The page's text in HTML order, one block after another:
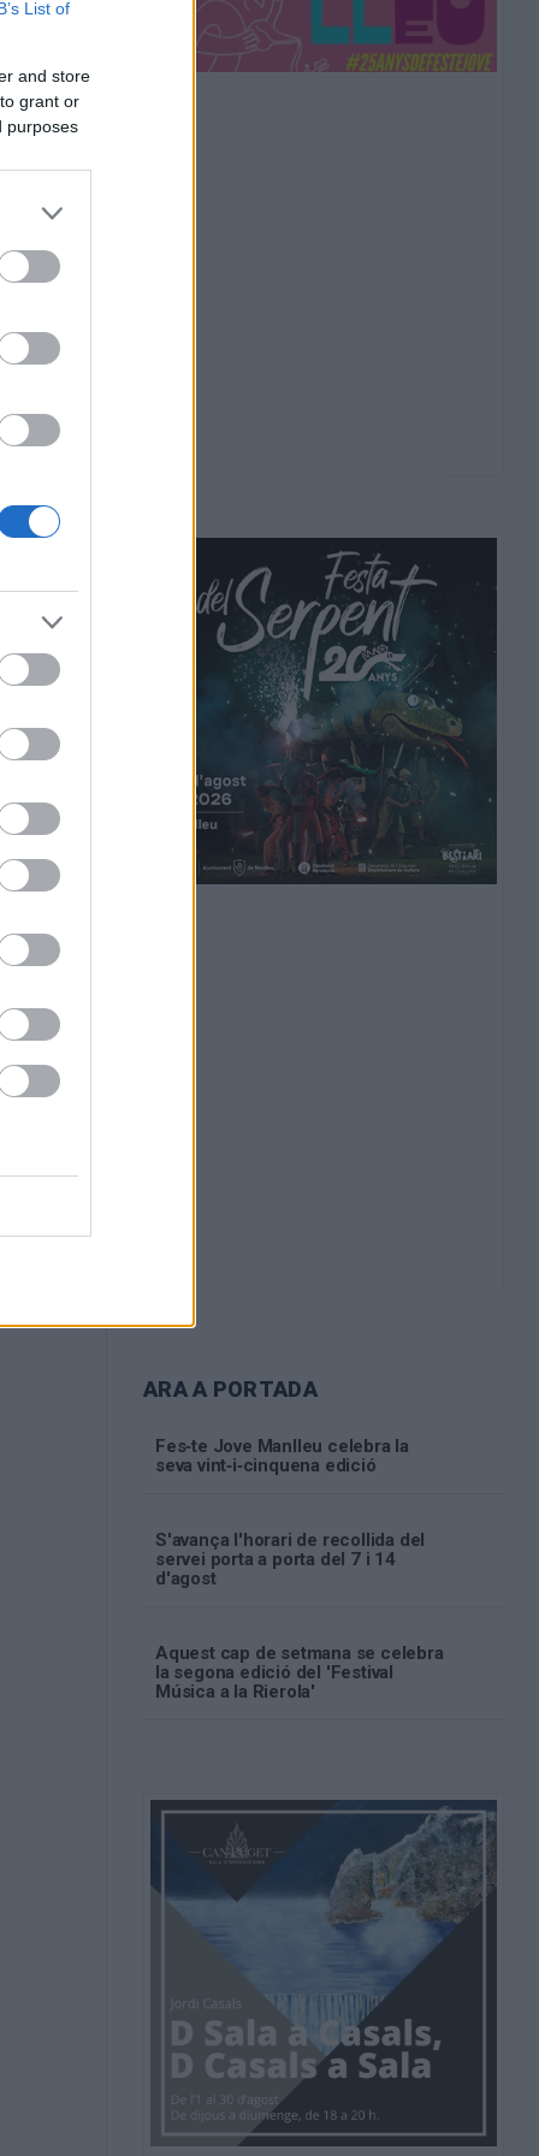
List of
and store
grant or
purposes
ARA A PORTADA
Fes‑te Jove Manlleu celebra la
seva vint‑i‑cinquena edició
S'avança l'horari de recollida del
servei porta a porta del 7 i 14
d'agost
Aquest cap de setmana se celebra
la segona edició del 'Festival
Música a la Rierola'